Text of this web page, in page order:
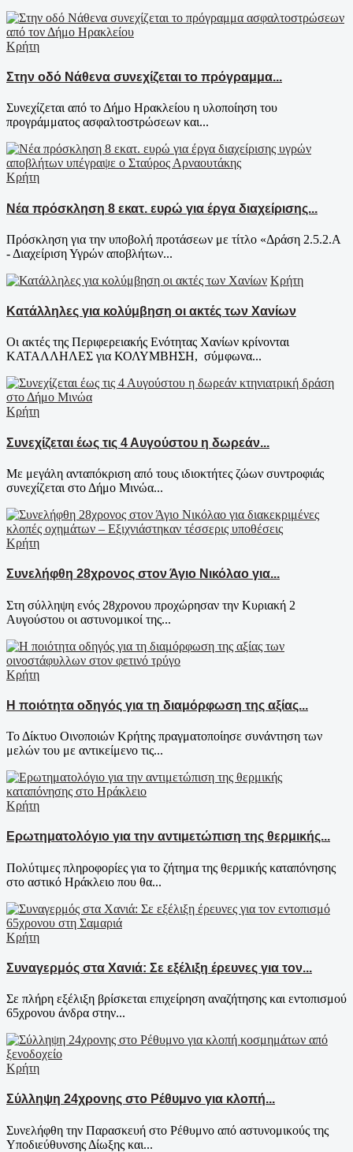
Κρήτη
Στην οδό Νάθενα συνεχίζεται το πρόγραμμα...
Συνεχίζεται από το Δήμο Ηρακλείου η υλοποίηση του
προγράμματος ασφαλτοστρώσεων και...
Κρήτη
Νέα πρόσκληση 8 εκατ. ευρώ για έργα διαχείρισης...
Πρόσκληση για την υποβολή προτάσεων με τίτλο «Δράση 2.5.2.Α
- Διαχείριση Υγρών αποβλήτων...
Κρήτη
Κατάλληλες για κολύμβηση οι ακτές των Χανίων
Οι ακτές της Περιφερειακής Ενότητας Χανίων κρίνονται
ΚΑΤΑΛΛΗΛΕΣ για ΚΟΛΥΜΒΗΣΗ, σύμφωνα...
Κρήτη
Συνεχίζεται έως τις 4 Αυγούστου η δωρεάν...
Με μεγάλη ανταπόκριση από τους ιδιοκτήτες ζώων συντροφιάς
συνεχίζεται στο Δήμο Μινώα...
Κρήτη
Συνελήφθη 28χρονος στον Άγιο Νικόλαο για...
Στη σύλληψη ενός 28χρονου προχώρησαν την Κυριακή 2
Αυγούστου οι αστυνομικοί της...
Κρήτη
Η ποιότητα οδηγός για τη διαμόρφωση της αξίας...
Το Δίκτυο Οινοποιών Κρήτης πραγματοποίησε συνάντηση των
μελών του με αντικείμενο τις...
Κρήτη
Ερωτηματολόγιο για την αντιμετώπιση της θερμικής...
Πολύτιμες πληροφορίες για το ζήτημα της θερμικής καταπόνησης
στο αστικό Ηράκλειο που θα...
Κρήτη
Συναγερμός στα Χανιά: Σε εξέλιξη έρευνες για τον...
Σε πλήρη εξέλιξη βρίσκεται επιχείρηση αναζήτησης και εντοπισμού
65χρονου άνδρα στην...
Κρήτη
Σύλληψη 24χρονης στο Ρέθυμνο για κλοπή...
Συνελήφθη την Παρασκευή στο Ρέθυμνο από αστυνομικούς της
Υποδιεύθυνσης Δίωξης και...